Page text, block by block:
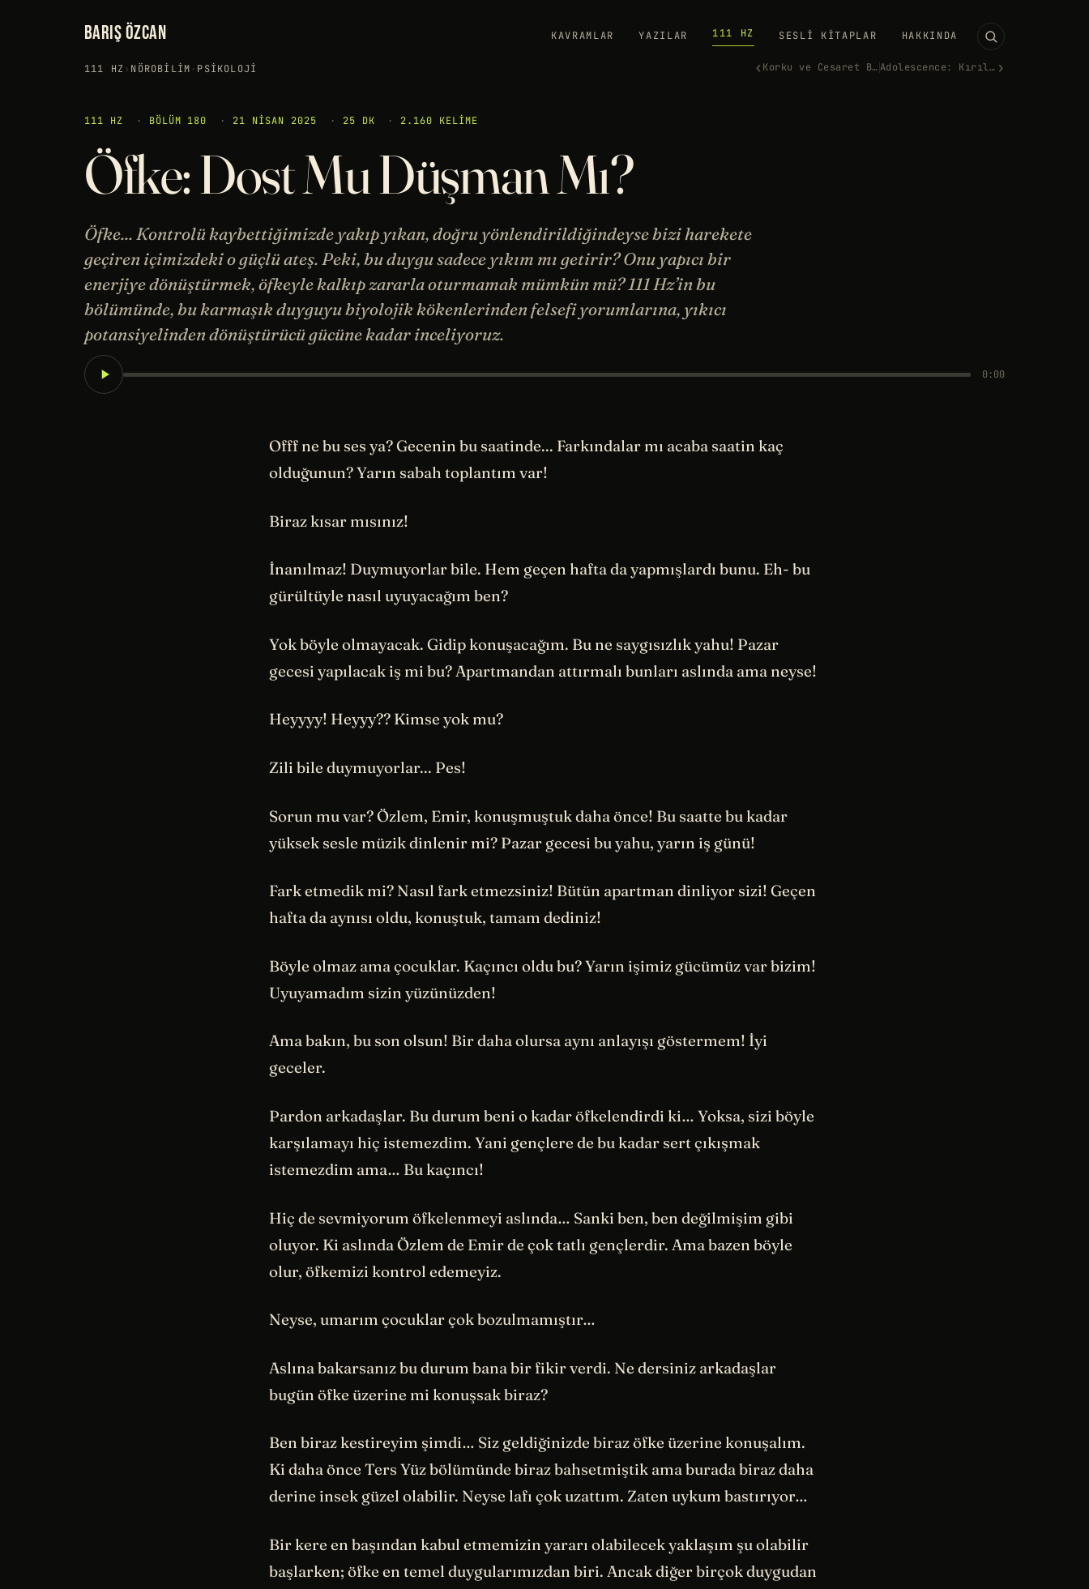
BARIŞ ÖZCAN KAVRAMLAR YAZILAR 111 HZ SESLI KITAPLAR HAKKINDA
111 HZ› NÖROBILIM · PSIKOLOJI ‹ Korku ve Cesaret Bulaşıcıdır Adolescence: Kırılganlık Acım… ›
111 HZ · BÖLÜM 180 · 21 NISAN 2025 · 25 DK · 2.160 KELIME
Öfke: Dost Mu Düşman Mı?
Öfke... Kontrolü kaybettiğimizde yakıp yıkan, doğru yönlendirildiğindeyse bizi harekete
geçiren içimizdeki o güçlü ateş. Peki, bu duygu sadece yıkım mı getirir? Onu yapıcı bir
enerjiye dönüştürmek, öfkeyle kalkıp zararla oturmamak mümkün mü? 111 Hz’in bu
bölümünde, bu karmaşık duyguyu biyolojik kökenlerinden felsefi yorumlarına, yıkıcı
potansiyelinden dönüştürücü gücüne kadar inceliyoruz.
0:00
Offf ne bu ses ya? Gecenin bu saatinde... Farkındalar mı acaba saatin kaç
olduğunun? Yarın sabah toplantım var!
Biraz kısar mısınız!
İnanılmaz! Duymuyorlar bile. Hem geçen hafta da yapmışlardı bunu. Eh- bu
gürültüyle nasıl uyuyacağım ben?
Yok böyle olmayacak. Gidip konuşacağım. Bu ne saygısızlık yahu! Pazar
gecesi yapılacak iş mi bu? Apartmandan attırmalı bunları aslında ama neyse!
Heyyyy! Heyyy?? Kimse yok mu?
Zili bile duymuyorlar... Pes!
Sorun mu var? Özlem, Emir, konuşmuştuk daha önce! Bu saatte bu kadar
yüksek sesle müzik dinlenir mi? Pazar gecesi bu yahu, yarın iş günü!
Fark etmedik mi? Nasıl fark etmezsiniz! Bütün apartman dinliyor sizi! Geçen
hafta da aynısı oldu, konuştuk, tamam dediniz!
Böyle olmaz ama çocuklar. Kaçıncı oldu bu? Yarın işimiz gücümüz var bizim!
Uyuyamadım sizin yüzünüzden!
Ama bakın, bu son olsun! Bir daha olursa aynı anlayışı göstermem! İyi
geceler.
Pardon arkadaşlar. Bu durum beni o kadar öfkelendirdi ki… Yoksa, sizi böyle
karşılamayı hiç istemezdim. Yani gençlere de bu kadar sert çıkışmak
istemezdim ama… Bu kaçıncı!
Hiç de sevmiyorum öfkelenmeyi aslında… Sanki ben, ben değilmişim gibi
oluyor. Ki aslında Özlem de Emir de çok tatlı gençlerdir. Ama bazen böyle
olur, öfkemizi kontrol edemeyiz.
Neyse, umarım çocuklar çok bozulmamıştır…
Aslına bakarsanız bu durum bana bir fikir verdi. Ne dersiniz arkadaşlar
bugün öfke üzerine mi konuşsak biraz?
Ben biraz kestireyim şimdi… Siz geldiğinizde biraz öfke üzerine konuşalım.
Ki daha önce Ters Yüz bölümünde biraz bahsetmiştik ama burada biraz daha
derine insek güzel olabilir. Neyse lafı çok uzattım. Zaten uykum bastırıyor…
Bir kere en başından kabul etmemizin yararı olabilecek yaklaşım şu olabilir
başlarken; öfke en temel duygularımızdan biri. Ancak diğer birçok duygudan